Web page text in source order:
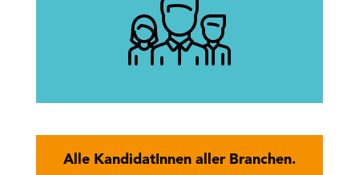
mehr erfahren
Alle KandidatInnen aller Branchen.